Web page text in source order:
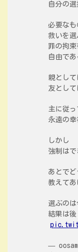
自分の
必要なも
救いを選
罪の拘束
自由であ
親として
友として
主に従っ
永遠の
しかし
強制は
あとでど
教えてあ
選ぶのは
結果は後
—